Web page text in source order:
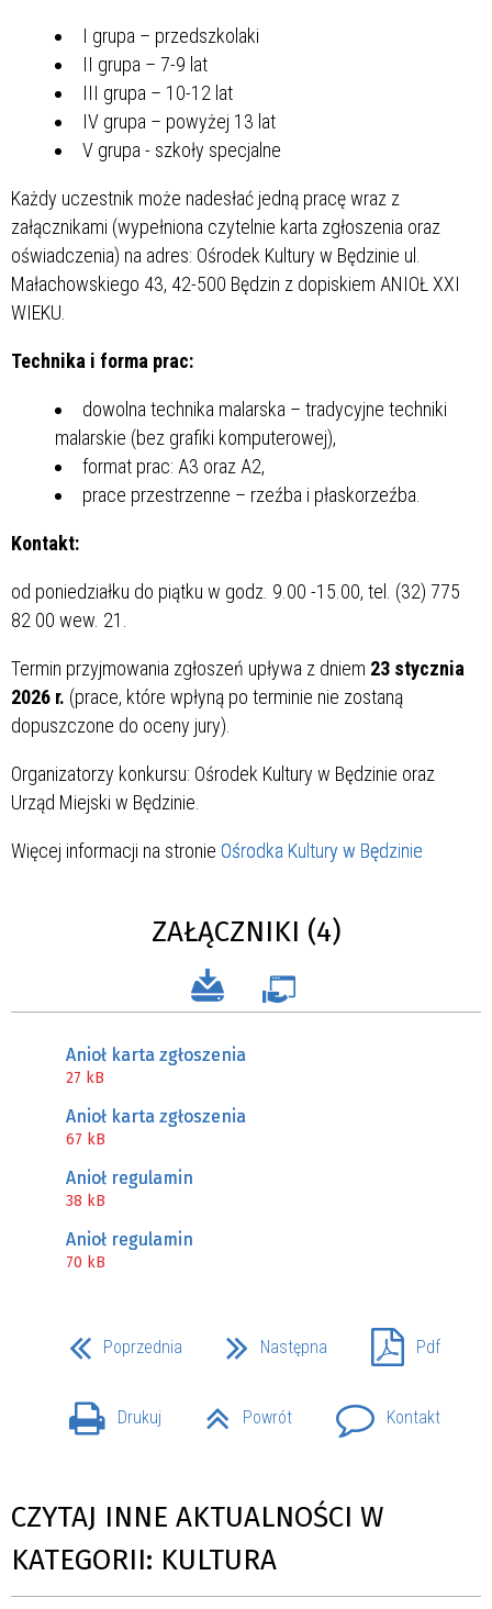
I grupa – przedszkolaki
II grupa – 7-9 lat
III grupa – 10-12 lat
IV grupa – powyżej 13 lat
V grupa - szkoły specjalne
Każdy uczestnik może nadesłać jedną pracę wraz z
załącznikami (wypełniona czytelnie karta zgłoszenia oraz
oświadczenia) na adres: Ośrodek Kultury w Będzinie ul.
Małachowskiego 43, 42-500 Będzin z dopiskiem ANIOŁ XXI
WIEKU.
Technika i forma prac:
dowolna technika malarska – tradycyjne techniki
malarskie (bez grafiki komputerowej),
format prac: A3 oraz A2,
prace przestrzenne – rzeźba i płaskorzeźba.
Kontakt:
od poniedziałku do piątku w godz. 9.00 -15.00, tel. (32) 775
82 00 wew. 21.
Termin przyjmowania zgłoszeń upływa z dniem 23 stycznia
2026 r. (prace, które wpłyną po terminie nie zostaną
dopuszczone do oceny jury).
Organizatorzy konkursu: Ośrodek Kultury w Będzinie oraz
Urząd Miejski w Będzinie.
Więcej informacji na stronie Ośrodka Kultury w Będzinie
ZAŁĄCZNIKI (4)
Anioł karta zgłoszenia
27 kB
Anioł karta zgłoszenia
67 kB
Anioł regulamin
38 kB
Anioł regulamin
70 kB
Poprzednia Następna Pdf
Drukuj Powrót Kontakt
CZYTAJ INNE AKTUALNOŚCI W
KATEGORII: KULTURA